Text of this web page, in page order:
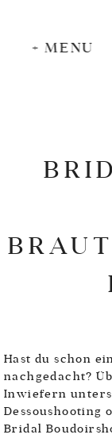
+ MENU
Hast du schon
nachgedacht?
Inwiefern
Dessoushooting
Bridal